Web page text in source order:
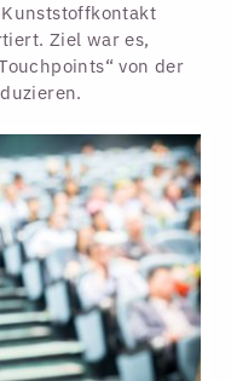
Ziel war es,
von der